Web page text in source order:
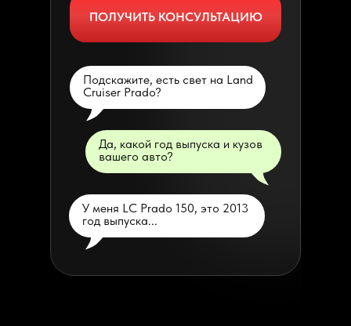
ПОЛУЧИТЬ КОНСУЛЬТАЦИЮ
Подскажите, есть свет на Land
Cruiser Prado?
Да, какой год выпуска и кузов
вашего авто?
У меня LC Prado 150, это 2013
год выпуска...